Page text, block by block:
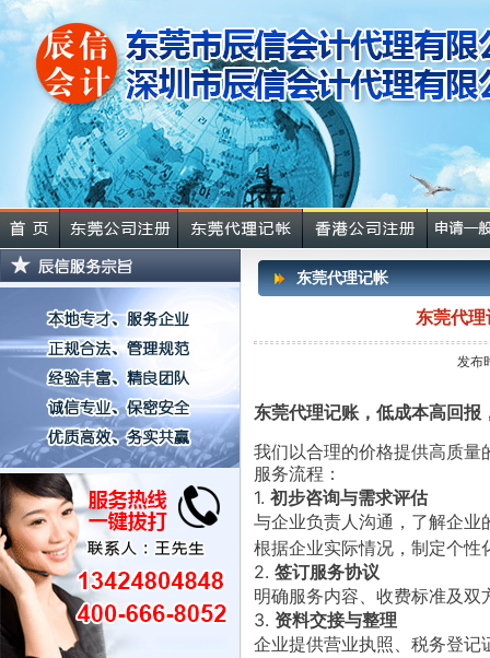
东莞代理记帐
东莞代
发布
东莞代理记账，低成本高回报
我们以合理的价格提供高质
服务流程：
1. 初步咨询与需求评估
与企业负责人沟通，了解企
根据企业实际情况，制定个性
2. 签订服务协议
明确服务内容、收费标准及
3. 资料交接与整理
企业提供营业执照、税务登